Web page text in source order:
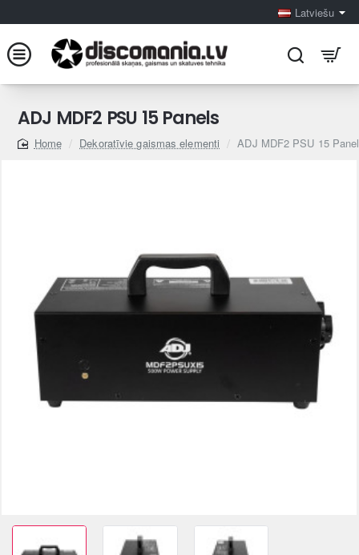
Latviešu
ADJ MDF2 PSU 15 Panels
home
Dekoratīvie gaismas elementi ADJ MDF2 PSU 15